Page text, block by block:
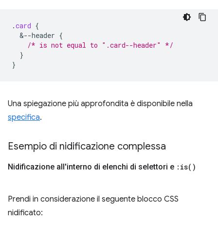
.card {
&--header {
/* is not equal to ".card--header" */
}
}
Una spiegazione più approfondita è disponibile nella
specifica.
Esempio di nidificazione complessa
Nidificazione all'interno di elenchi di selettori e : is( )
Prendi in considerazione il seguente blocco CSS
nidificato: